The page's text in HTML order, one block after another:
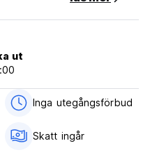
couple ,individual ,short term travellers or long term guest
you
ut
Inga utegångsförbud
Skatt ingår